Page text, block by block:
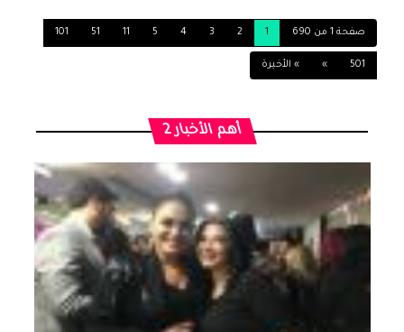
صفحة 1 من 690 1
2
3
4
5
11
51
101
501
» » الأخيرة
أهم الأخبار 2